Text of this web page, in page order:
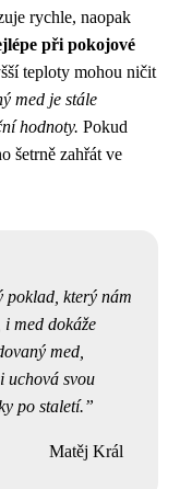
rychle, naopak
při pokojové
teploty mohou ničit
med je stále
hodnoty. Pokud
šetrně zahřát ve
poklad, který nám
med dokáže
med,
uchová svou
po staletí.
Matěj Král